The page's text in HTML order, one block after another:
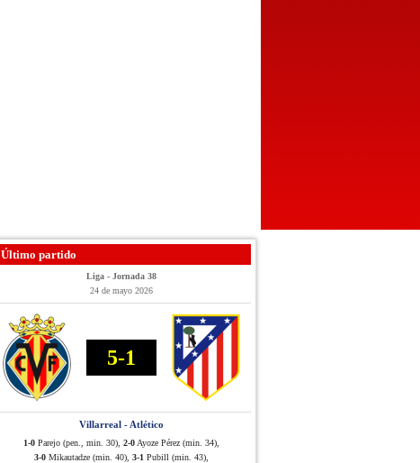
Último partido
Liga - Jornada 38
24 de mayo 2026
5-1
Villarreal - Atlético
1-0 Parejo (pen., min. 30), 2-0 Ayoze Pérez (min. 34),
3-0 Mikautadze (min. 40), 3-1 Pubill (min. 43),